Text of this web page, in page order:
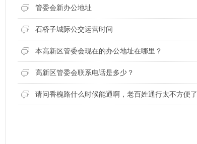
管委会新办公地址
石桥子城际公交运营时间
本高新区管委会现在的办公地址在哪里？
高新区管委会联系电话是多少？
请问香槐路什么时候能通啊，老百姓通行太不方便了